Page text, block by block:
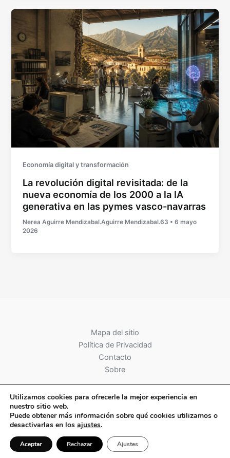
Economía digital y transformación
La revolución digital revisitada: de la
nueva economía de los 2000 a la IA
generativa en las pymes vasco-navarras
Nerea Aguirre Mendizabal.Aguirre Mendizabal.63 •6 mayo
2026
Mapa del sitio
Política de Privacidad
Contacto
Sobre
Utilizamos cookies para ofrecerle la mejor experiencia en
nuestro sitio web.
Puede obtener más información sobre qué cookies utilizamos o
desactivarlas en los ajustes.
Aceptar Rechazar Ajustes